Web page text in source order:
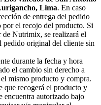
Lima. En caso
de entrega del pedido
por el recojo del producto. Si
Nutrimix, se realizará el
pedido original del cliente sin
durante la fecha y hora
el cambio sin derecho a
mismo producto y compra.
que recogerá el producto y
encuentra autorizado bajo